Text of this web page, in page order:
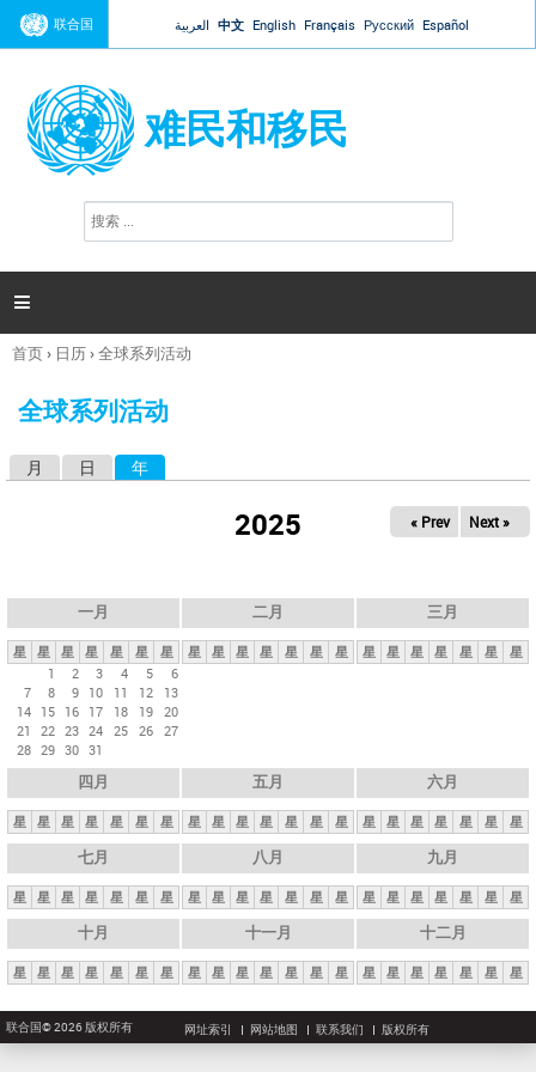
Jump to navigation
联合国 العربية 中文 English Français Русский Español
难民和移民
搜
索

你
这
首页› 日历›全球系列活动
全球系列活动
月 日 年
2025 « Prev Next »
一月
星 星 星 星 星 星
星
1
2 3 4 5
6
7
8 9 10 11 12
13
14 15 16 17 18 19 20
21
22 23 24 25 26 27
28 29 30 31
二月
星 星 星 星 星 星 星
三月
星 星 星 星 星 星 星
四月
星 星 星 星 星 星 星
五月
星 星 星 星 星 星 星
六月
星 星 星 星 星 星 星
七月
星 星 星 星 星 星 星
八月
星 星 星 星 星 星 星
九月
星 星 星 星 星 星 星
十月
星 星 星 星 星 星 星
十一月
星 星 星 星 星 星 星
十二月
星 星 星 星 星 星 星
联合国© 2026 版权所有 网址索引 网站地图 联系我们 版权所有